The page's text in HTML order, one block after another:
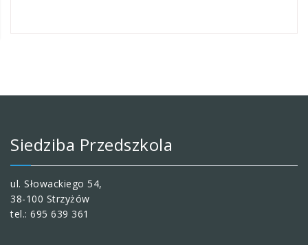
Siedziba Przedszkola
ul. Słowackiego 54,
38-100 Strzyżów
tel.: 695 639 361